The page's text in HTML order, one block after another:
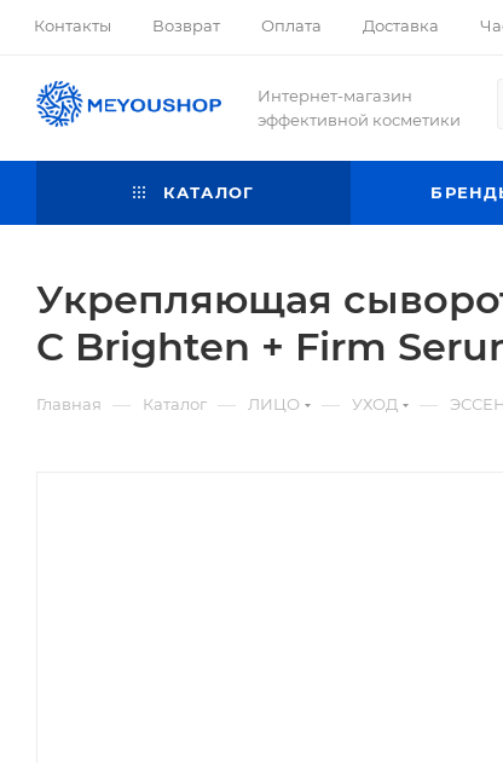
Контакты Возврат Оплата Доставка
Интернет-магазин
эффективной косметики
КАТАЛОГ
Укрепляющая
C Brighten + Firm
Главная — Каталог — ЛИЦО — УХОД —